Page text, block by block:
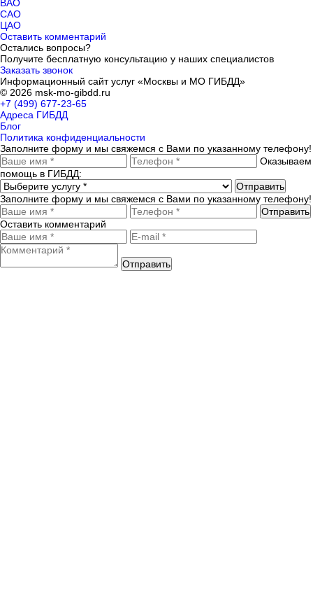
ВАО
САО
ЦАО
Оставить комментарий
Остались вопросы?
Получите бесплатную консультацию у наших специалистов
Заказать звонок
Информационный сайт услуг «Москвы и МО ГИБДД»
© 2026 msk-mo-gibdd.ru
+7 (499) 677-23-65
Адреса ГИБДД
Блог
Политика конфиденциальности
Заполните форму и мы свяжемся с Вами по указанному телефону!
Оказываем
помощь в ГИБДД:
Отправить
Заполните форму и мы свяжемся с Вами по указанному телефону!
Отправить
Оставить комментарий
Отправить